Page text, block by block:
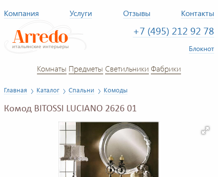
Компания Услуги Отзывы Контакты
+7 (495) 212 92 78
Блокнот
Комнаты Предметы Светильники Фабрики
Главная Каталог Спальни Комоды
Комод BITOSSI LUCIANO 2626 01